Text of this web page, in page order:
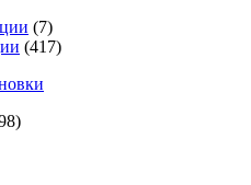
(7)
(417)